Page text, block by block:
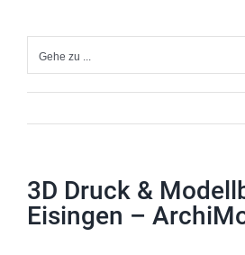
Inhalt
springenGehe zu ...
3D Druck &
Eisingen –